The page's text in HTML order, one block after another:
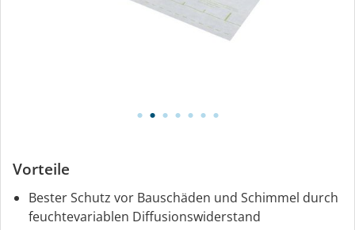
Vorteile
Bester Schutz vor Bauschäden und Schimmel durch
feuchtevariablen Diffusionswiderstand